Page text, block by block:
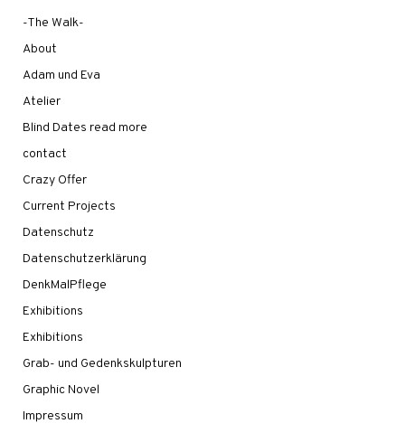
-The Walk-
About
Adam und Eva
Atelier
Blind Dates read more
contact
Crazy Offer
Current Projects
Datenschutz
Datenschutzerklärung
DenkMalPflege
Exhibitions
Exhibitions
Grab- und Gedenkskulpturen
Graphic Novel
Impressum